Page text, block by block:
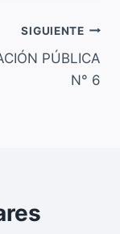
SIGUIENTE
PÚBLICA
N° 6